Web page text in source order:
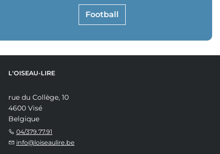
Football
L'OISEAU-LIRE
rue du Collège, 10
4600 Visé
Belgique
04/379.77.91
info@loiseaulire.be